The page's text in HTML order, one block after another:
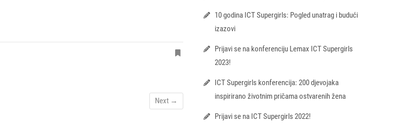
Next →
10 godina ICT Supergirls: Pogled unatrag i budući
izazovi
Prijavi se na konferenciju Lemax ICT Supergirls
2023!
ICT Supergirls konferencija: 200 djevojaka
inspirirano životnim pričama ostvarenih žena
Prijavi se na ICT Supergirls 2022!